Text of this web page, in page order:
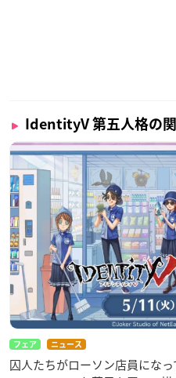
IdentityV 第五人格の
フェア ニュース
囚人たちがローソン店員にな